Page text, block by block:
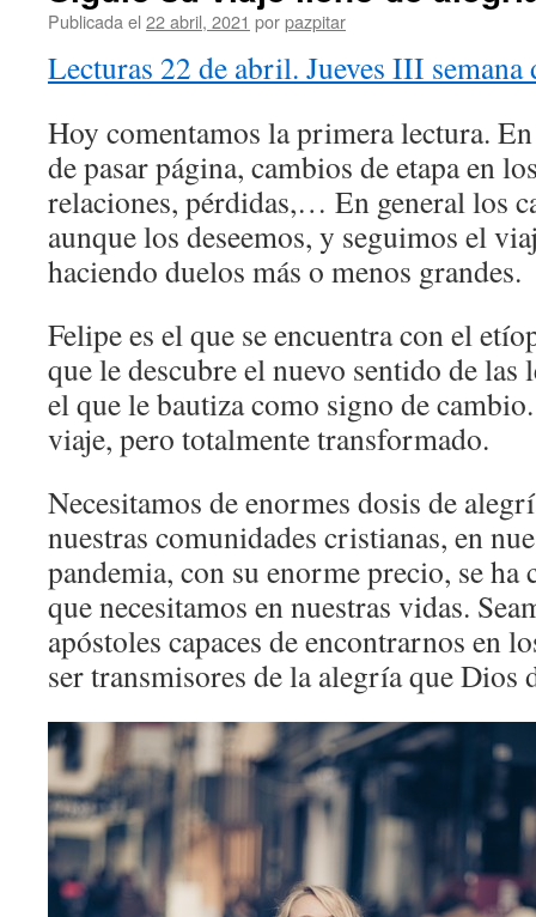
Publicada el 22 abril, 2021 porpazpitar
Lecturas 22 de abril. Jueves III semana
Hoy comentamos la primera lectura.
de pasar página, cambios de etapa en
relaciones, pérdidas,… En general los
aunque los deseemos, y seguimos el
haciendo duelos más o menos grandes.
Felipe es el que se encuentra con el
que le descubre el nuevo sentido de
el que le bautiza como signo de
viaje, pero totalmente transformado.
Necesitamos de enormes dosis de
nuestras comunidades cristianas, en
pandemia, con su enorme precio, se
que necesitamos en nuestras vidas.
apóstoles capaces de encontrarnos en
ser transmisores de la alegría que Dios